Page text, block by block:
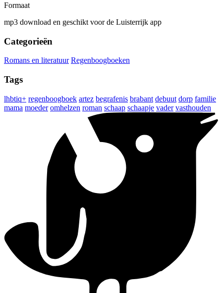
Formaat
mp3 download en geschikt voor de Luisterrijk app
Categorieën
Romans en literatuur Regenboogboeken
Tags
lhbtiq+ regenboogboek artez begrafenis brabant debuut dorp familie
mama moeder omhelzen roman schaap schaapje vader vasthouden